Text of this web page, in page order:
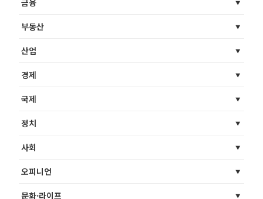
금융
부동산
산업
경제
국제
정치
사회
오피니언
문화·라이프